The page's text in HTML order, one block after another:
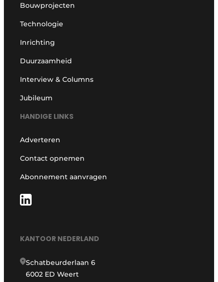
Bouwprojecten
Technologie
Inrichting
Duurzaamheid
Interview & Columns
Jubileum
HANDIGE LINKS
Adverteren
Contact opnemen
Abonnement aanvragen
KANTOOR NEDERLAND
Schatbeurderlaan 6
6002 ED Weert